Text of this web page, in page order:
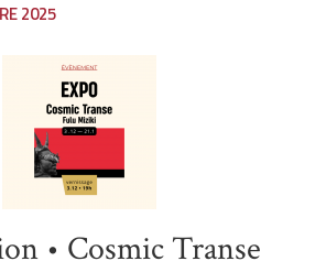
2025
• Cosmic Transe